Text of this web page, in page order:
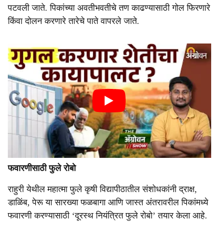
पटवली जाते. पिकांच्या अवतीभवतीचे तण काढण्यासाठी गोल फिरणारे
किंवा दोलन करणारे तारेचे पाते वापरले जाते.
फवारणीसाठी फुले रोबो
राहुरी येथील महात्मा फुले कृषी विद्यापीठातील संशोधकांनी द्राक्ष,
डाळिंब, पेरू या सारख्या फळबागा आणि जास्त अंतरावरील पिकांमध्ये
फवारणी करण्यासाठी ‘दूरस्थ नियंत्रित फुले रोबो’ तयार केला आहे.